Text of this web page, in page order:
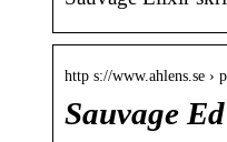
http s://www.ahlens.se ›
Sauvage